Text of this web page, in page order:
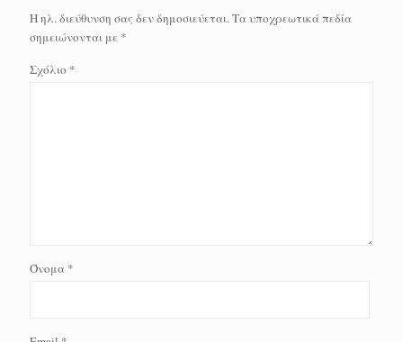
Η ηλ. διεύθυνση σας δεν δημοσιεύεται.Τα υποχρεωτικά πεδία
σημειώνονται με *
Σχόλιο *
Όνομα *